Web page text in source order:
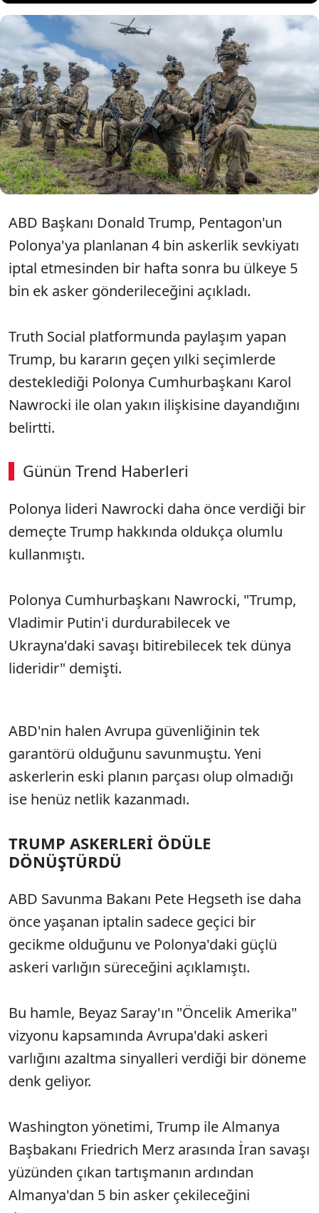
ABD Başkanı Donald Trump, Almanya'daki
askeri varlığı azaltma kararı alırken, yakın
ilişkilere sahip olduğu Cumhurbaşkanı Karol
Nawrocki'nin ülkesi Polonya'ya 5 bin ek asker
sevk edileceğini duyurdu.
ABD Başkanı Donald Trump, Pentagon'un
Polonya'ya planlanan 4 bin askerlik sevkiyatı
iptal etmesinden bir hafta sonra bu ülkeye 5
bin ek asker gönderileceğini açıkladı.
Truth Social platformunda paylaşım yapan
Trump, bu kararın geçen yılki seçimlerde
desteklediği Polonya Cumhurbaşkanı Karol
Nawrocki ile olan yakın ilişkisine dayandığını
belirtti.
Günün Trend Haberleri
00:02 / 08:06
Sesi Aç
Polonya lideri Nawrocki daha önce verdiği bir
demeçte Trump hakkında oldukça olumlu
kullanmıştı.
Polonya Cumhurbaşkanı Nawrocki, "Trump,
Vladimir Putin'i durdurabilecek ve
Ukrayna'daki savaşı bitirebilecek tek dünya
lideridir" demişti.
ABD'nin halen Avrupa güvenliğinin tek
garantörü olduğunu savunmuştu. Yeni
askerlerin eski planın parçası olup olmadığı
ise henüz netlik kazanmadı.
TRUMP ASKERLERİ ÖDÜLE
DÖNÜŞTÜRDÜ
ABD Savunma Bakanı Pete Hegseth ise daha
önce yaşanan iptalin sadece geçici bir
gecikme olduğunu ve Polonya'daki güçlü
askeri varlığın süreceğini açıklamıştı.
Bu hamle, Beyaz Saray'ın "Öncelik Amerika"
vizyonu kapsamında Avrupa'daki askeri
varlığını azaltma sinyalleri verdiği bir döneme
denk geliyor.
Washington yönetimi, Trump ile Almanya
Başbakanı Friedrich Merz arasında İran savaşı
yüzünden çıkan tartışmanın ardından
Almanya'dan 5 bin asker çekileceğini